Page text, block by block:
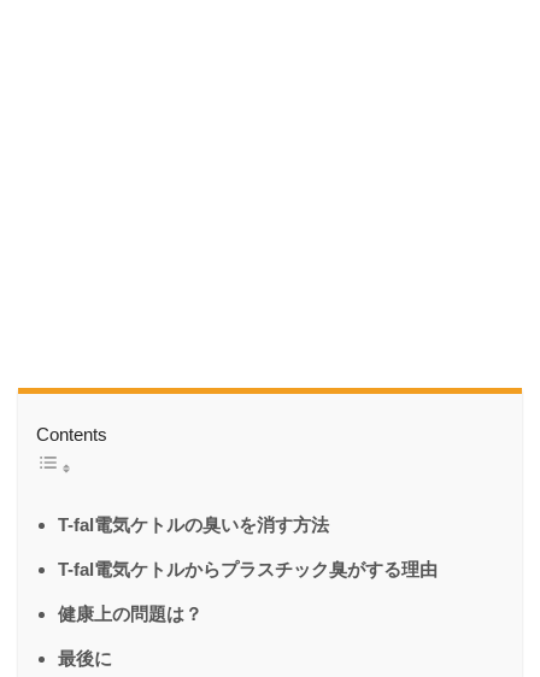
Contents
T-fal電気ケトルの臭いを消す方法
T-fal電気ケトルからプラスチック臭がする理由
健康上の問題は？
最後に